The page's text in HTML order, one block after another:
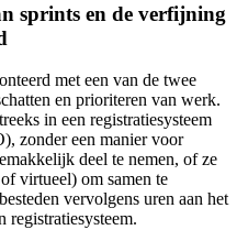
sprints en de verfijning
met een van de twee
en prioriteren van werk.
in een registratiesysteem
zonder een manier voor
deel te nemen, of ze
virtueel) om samen te
vervolgens uren aan het
registratiesysteem.